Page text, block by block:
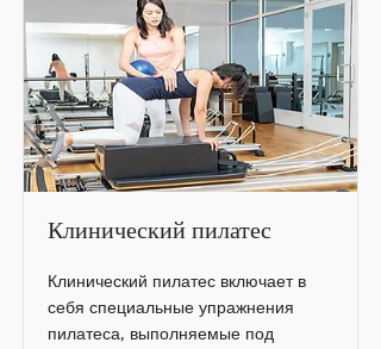
Клинический пилатес
Клинический пилатес включает в
себя специальные упражнения
пилатеса, выполняемые под